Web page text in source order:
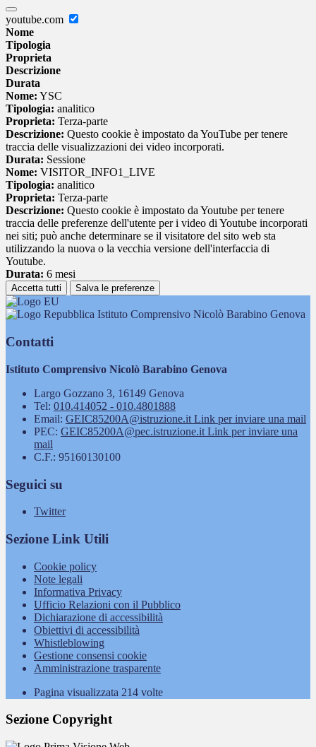
youtube.com
Nome
Tipologia
Proprieta
Descrizione
Durata
Nome: YSC
Tipologia: analitico
Proprieta: Terza-parte
Descrizione: Questo cookie è impostato da YouTube per tenere
traccia delle visualizzazioni dei video incorporati.
Durata: Sessione
Nome: VISITOR_INFO1_LIVE
Tipologia: analitico
Proprieta: Terza-parte
Descrizione: Questo cookie è impostato da Youtube per tenere
traccia delle preferenze dell'utente per i video di Youtube incorporati
nei siti; può anche determinare se il visitatore del sito web sta
utilizzando la nuova o la vecchia versione dell'interfaccia di
Youtube.
Durata: 6 mesi
Accetta tutti Salva le preferenze
Istituto Comprensivo Nicolò Barabino Genova
Contatti
Istituto Comprensivo Nicolò Barabino Genova
Largo Gozzano 3, 16149 Genova
Tel: 010.414052 - 010.4801888
Email: GEIC85200A@istruzione.it Link per inviare una mail
PEC: GEIC85200A@pec.istruzione.it Link per inviare una
mail
C.F.: 95160130100
Seguici su
Twitter
Sezione Link Utili
Cookie policy
Note legali
Informativa Privacy
Ufficio Relazioni con il Pubblico
Dichiarazione di accessibilità
Obiettivi di accessibilità
Whistleblowing
Gestione consensi cookie
Amministrazione trasparente
Pagina visualizzata 214 volte
Sezione Copyright